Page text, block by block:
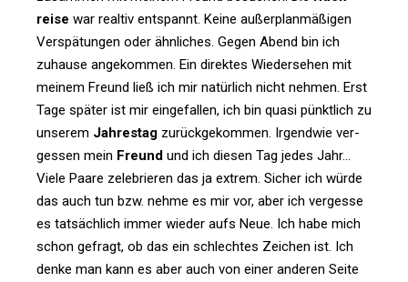
reise war realtiv ent­spannt. Keine außer­plan­mä­ßigen
Ver­spä­tungen oder ähn­li­ches. Gegen Abend bin ich
zuhause ange­kommen. Ein direktes Wie­der­sehen mit
meinem Freund ließ ich mir natür­lich nicht nehmen. Erst
Tage später ist mir ein­ge­fallen, ich bin quasi pünkt­lich zu
unserem Jah­restag zurück­ge­kommen. Irgendwie ver­
gessen mein Freund und ich diesen Tag jedes Jahr…
Viele Paare zele­brieren das ja extrem. Sicher ich würde
das auch tun bzw. nehme es mir vor, aber ich ver­gesse
es tat­säch­lich immer wieder aufs Neue. Ich habe mich
schon gefragt, ob das ein schlechtes Zei­chen ist. Ich
denke man kann es aber auch von einer anderen Seite